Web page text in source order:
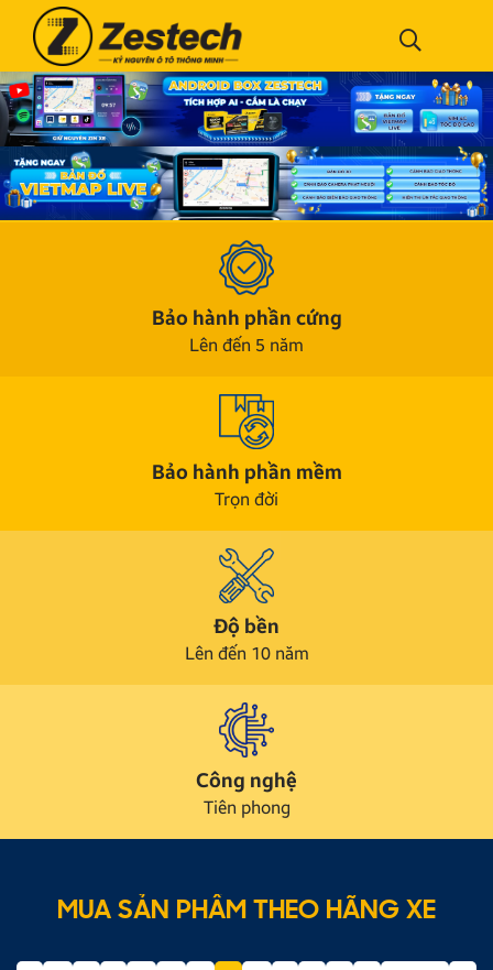
Bảo hành phần cứng
Lên đến 5 năm
Bảo hành phần mềm
Trọn đời
Độ bền
Lên đến 10 năm
Công nghệ
Tiên phong
MUA SẢN PHẨM THEO HÃNG XE